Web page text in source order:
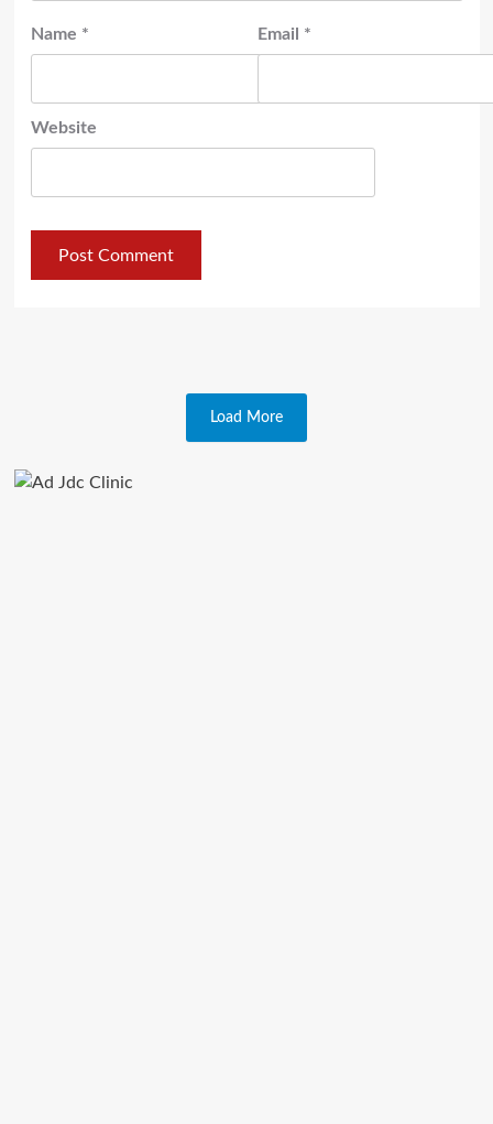
Name * Email *
Website
Load More